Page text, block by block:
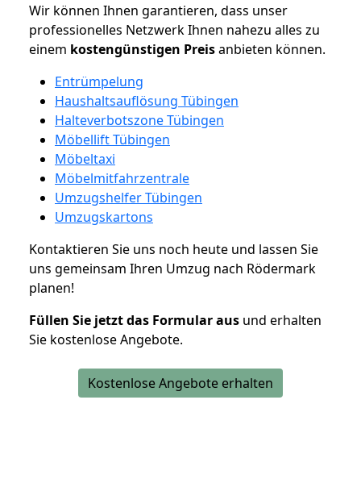
Wir können Ihnen garantieren, dass unser
professionelles Netzwerk Ihnen nahezu alles zu
einem kostengünstigen Preisanbieten können.
Entrümpelung
Haushaltsauflösung Tübingen
Halteverbotszone Tübingen
Möbellift Tübingen
Möbeltaxi
Möbelmitfahrzentrale
Umzugshelfer Tübingen
Umzugskartons
Kontaktieren Sie uns noch heute und lassen Sie
uns gemeinsam Ihren Umzug nach Rödermark
planen!
Füllen Sie jetzt das Formular aus und erhalten
Sie kostenlose Angebote.
Kostenlose Angebote erhalten